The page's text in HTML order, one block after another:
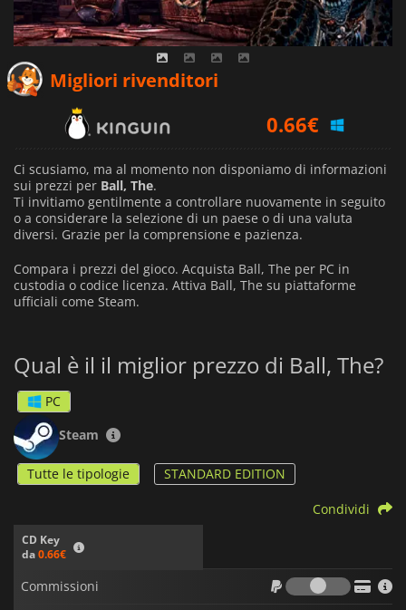
Migliori rivenditori
0.66€
Ci scusiamo, ma al momento non disponiamo di informazioni
sui prezzi per Ball, The.
Ti invitiamo gentilmente a controllare nuovamente in seguito
o a considerare la selezione di un paese o di una valuta
diversi. Grazie per la comprensione e pazienza.
Compara i prezzi del gioco. Acquista Ball, The per PC in
custodia o codice licenza. Attiva Ball, The su piattaforme
ufficiali come Steam.
Qual è il il miglior prezzo di Ball, The?
PC
Steam
Tutte le tipologie STANDARD EDITION
CD Key
da0.66€
Condividi
Commissioni